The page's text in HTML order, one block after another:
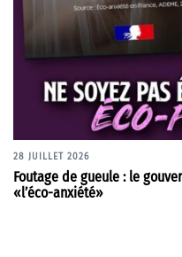
28 JUILLET 2026
Foutage de gueule : le
«l’éco-anxiété»